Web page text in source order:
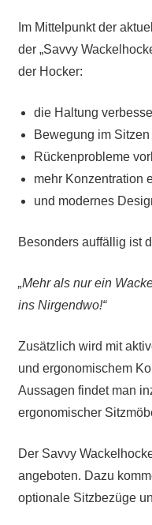
Im Mittelpunkt der
der „Savvy
der Hocker:
die Haltung
Bewegung im Sitzen
Rückenprobleme
mehr Konzentration
und modernes
Besonders auffällig ist
„Mehr als nur ein
ins Nirgendwo!“
Zusätzlich wird mit
und ergonomischem
Aussagen findet man
ergonomischer
Der Savvy
angeboten. Dazu
optionale Sitzbezüge